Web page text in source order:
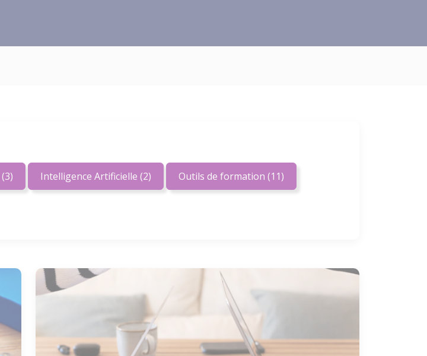
(3) Intelligence Artificielle (2) Outils de formation (11)